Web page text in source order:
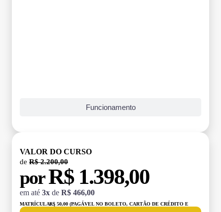
Funcionamento
VALOR DO CURSO
de R$ 2.200,00
porR$ 1.398,00
em até 3x de R$ 466,00
MATRÍCULA:R$ 50,00 (PAGÁVEL NO BOLETO, CARTÃO DE CRÉDITO E